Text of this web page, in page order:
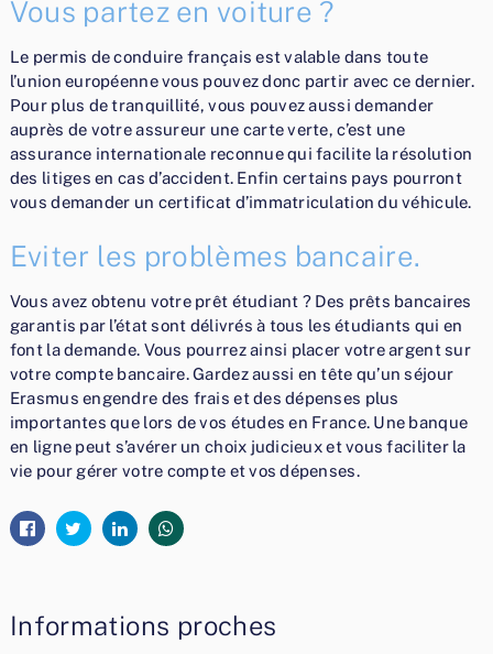
Vous partez en voiture ?
Le permis de conduire français est valable dans toute
l’union européenne vous pouvez donc partir avec ce dernier.
Pour plus de tranquillité, vous pouvez aussi demander
auprès de votre assureur une carte verte, c’est une
assurance internationale reconnue qui facilite la résolution
des litiges en cas d’accident. Enfin certains pays pourront
vous demander un certificat d’immatriculation du véhicule.
Eviter les problèmes bancaire.
Vous avez obtenu votre prêt étudiant ? Des prêts bancaires
garantis par l’état sont délivrés à tous les étudiants qui en
font la demande. Vous pourrez ainsi placer votre argent sur
votre compte bancaire. Gardez aussi en tête qu’un séjour
Erasmus engendre des frais et des dépenses plus
importantes que lors de vos études en France. Une banque
en ligne peut s’avérer un choix judicieux et vous faciliter la
vie pour gérer votre compte et vos dépenses.
Informations proches